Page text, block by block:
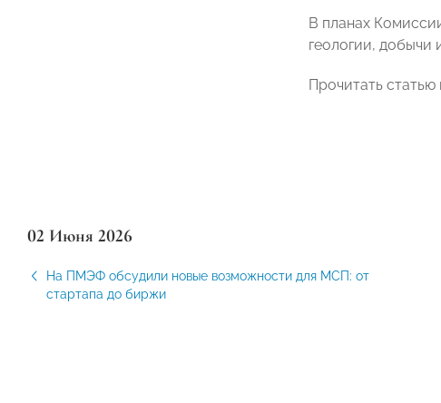
В планах
геологии, добычи
Прочитать
02 Июня 2026
На ПМЭФ обсудили новые возможности для МСП: от
стартапа до биржи